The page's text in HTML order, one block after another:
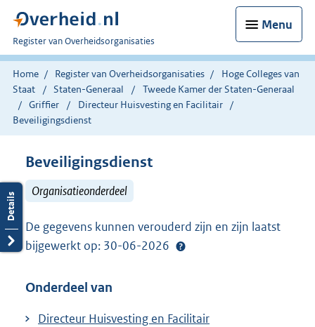
Menu
U
bent
nu
hier:
Register van Overheidsorganisaties
Home Register van Overheidsorganisaties
Hoge Colleges van
Staat
Staten-Generaal
Tweede Kamer der Staten-Generaal
Griffier
Directeur Huisvesting en Facilitair
Beveiligingsdienst
Beveiligingsdienst
Organisatieonderdeel
De gegevens kunnen verouderd zijn en zijn laatst
bijgewerkt op: 30-06-2026
Onderdeel van
Directeur Huisvesting en Facilitair